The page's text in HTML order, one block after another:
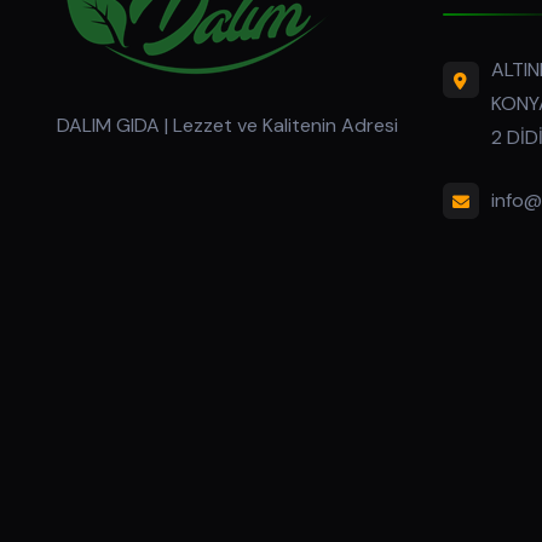
DALIM GIDA | Lezzet ve Kalitenin Adresi
2